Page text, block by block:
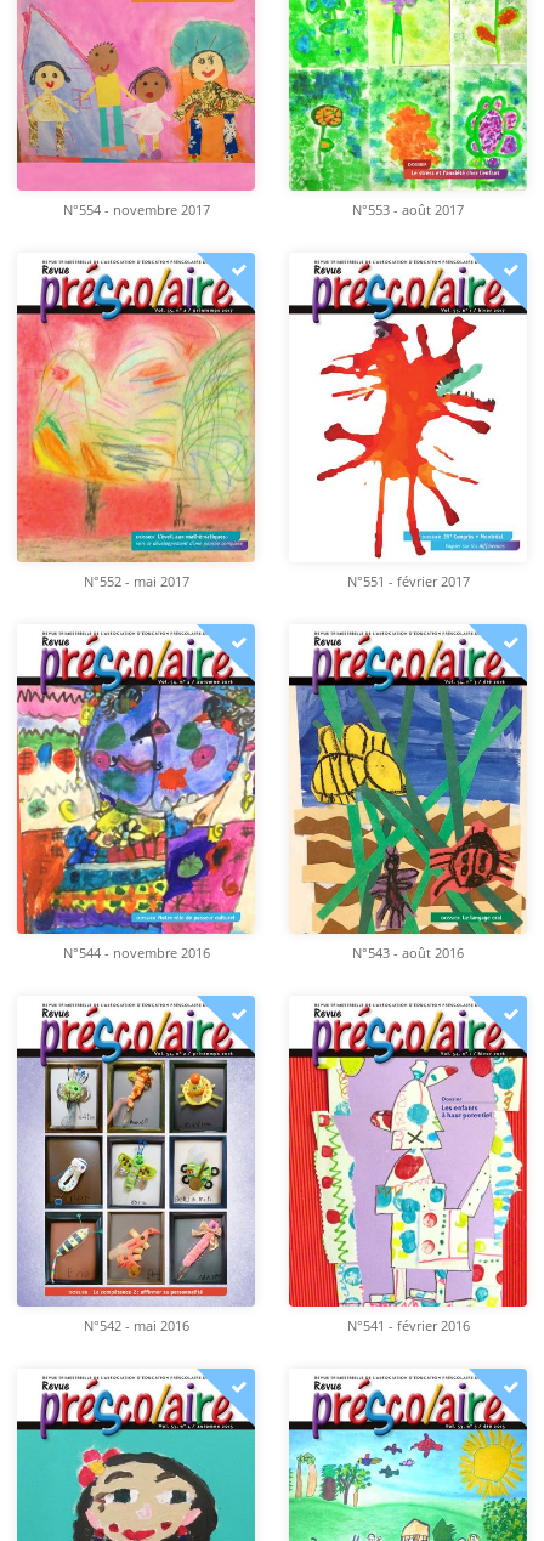
N°554 - novembre 2017 N°553 - août 2017
N°552 - mai 2017 N°551 - février 2017
N°544 - novembre 2016 N°543 - août 2016
N°542 - mai 2016 N°541 - février 2016